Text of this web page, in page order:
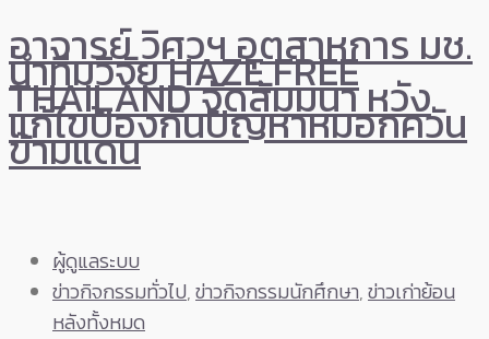
อาจารย์ วิศวฯ อุตสาหการ มช.
นำทีมวิจัย HAZE FREE
THAILAND จัดสัมมนา หวัง
แก้ไขป้องกันปัญหาหมอกควัน
ข้ามแดน
ผู้ดูแลระบบ
ข่าวกิจกรรมทั่วไป,ข่าวกิจกรรมนักศึกษา,ข่าวเก่าย้อน
หลังทั้งหมด